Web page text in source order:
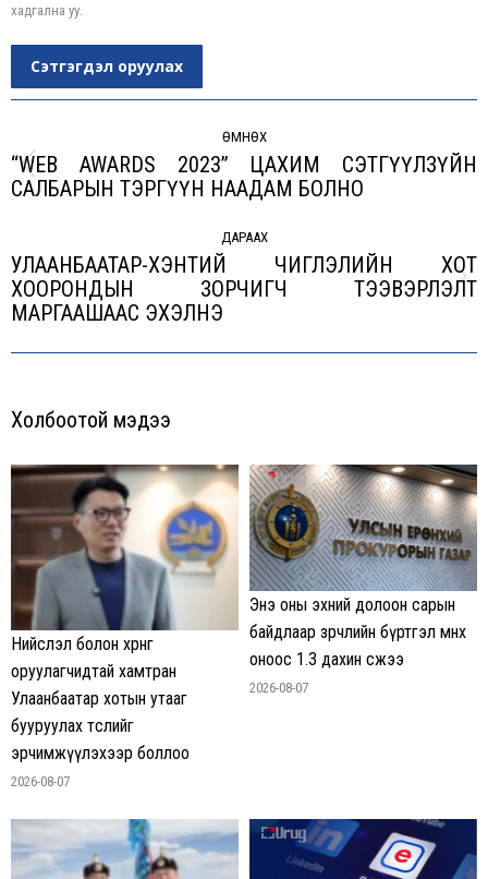
хадгална уу.
Сэтгэгдэл оруулах
navigation
ӨМНӨХ
Previous
post:
“WEB AWARDS 2023” ЦАХИМ СЭТГҮҮЛЗҮЙН
САЛБАРЫН ТЭРГҮҮН НААДАМ БОЛНО
ДАРААХ
Next
УЛААНБААТАР-ХЭНТИЙ ЧИГЛЭЛИЙН ХОТ
ХООРОНДЫН ЗОРЧИГЧ ТЭЭВЭРЛЭЛТ
МАРГААШААС ЭХЭЛНЭ
Холбоотой мэдээ
Нийслэл болон хөрөнгө
оруулагчидтай хамтран
Улаанбаатар хотын утааг
бууруулах төслийг
эрчимжүүлэхээр боллоо
2026-08-07
Энэ оны эхний долоон сарын
байдлаар зөрчлийн бүртгэл өмнөх
оноос 1.3 дахин өсжээ
2026-08-07